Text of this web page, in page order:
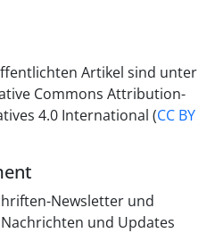
Artikel sind unter
Commons Attribution-
4.0 International (CC BY
Newsletter und
und Updates